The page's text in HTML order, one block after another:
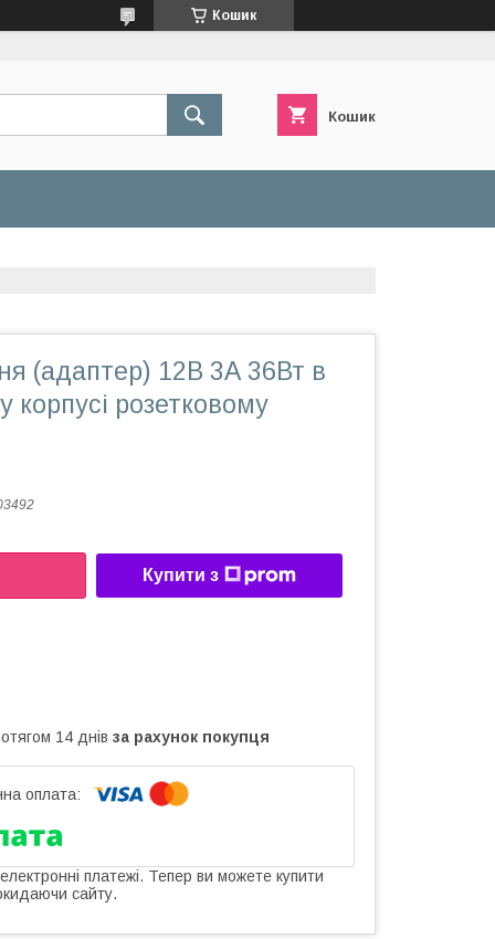
Кошик
Кошик
(адаптер) 12В 3А 36Вт в
корпусі розетковому
Купити з
14 днів за рахунок покупця
платежі. Тепер ви можете купити
сайту.